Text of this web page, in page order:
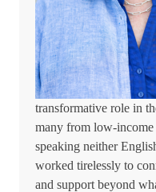
transformative role in
many from low-
speaking neither
worked tirelessly to
and support beyond